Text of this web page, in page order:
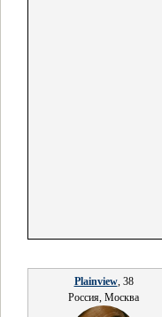
Plainview, 38
Россия, Москва